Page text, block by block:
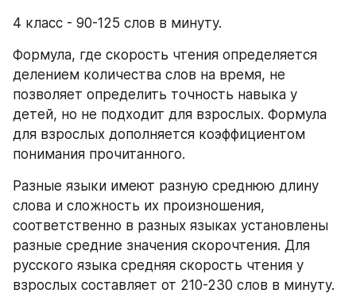
4 класс - 90-125 слов в минуту.
Формула, где скорость чтения определяется
делением количества слов на время, не
позволяет определить точность навыка у
детей, но не подходит для взрослых. Формула
для взрослых дополняется коэффициентом
понимания прочитанного.
Разные языки имеют разную среднюю длину
слова и сложность их произношения,
соответственно в разных языках установлены
разные средние значения скорочтения. Для
русского языка средняя скорость чтения у
взрослых составляет от 210-230 слов в минуту.